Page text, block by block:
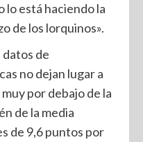
lo está haciendo la
de los lorquinos».
de
no dejan lugar a
por debajo de la
de la media
de 9,6 puntos por